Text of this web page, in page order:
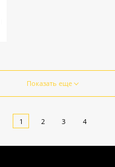
Показать еще
1 2 3 4